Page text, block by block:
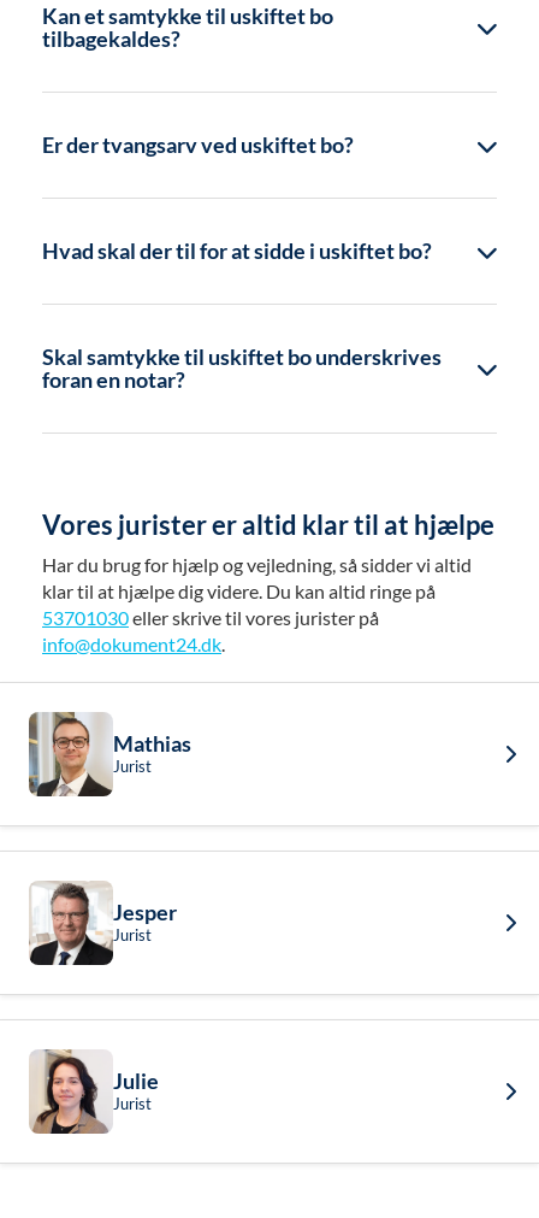
Kan et samtykke til uskiftet bo
tilbagekaldes?
Er der tvangsarv ved uskiftet bo?
Hvad skal der til for at sidde i uskiftet bo?
Skal samtykke til uskiftet bo underskrives
foran en notar?
Vores jurister er altid klar til at hjælpe
Har du brug for hjælp og vejledning, så sidder vi altid
klar til at hjælpe dig videre. Du kan altid ringe på
53701030eller skrive til vores jurister på
info@dokument24.dk.
Mathias
Jurist
Jesper
Jurist
Julie
Jurist